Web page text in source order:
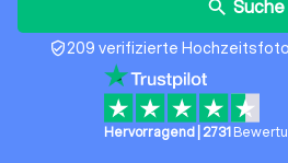
search Suche
verified_user209 verifizierte
Hervorragend| 2731